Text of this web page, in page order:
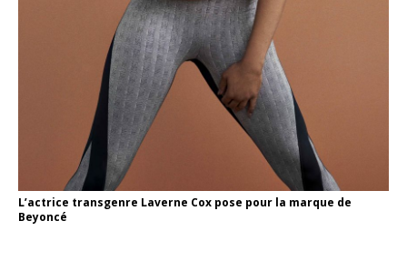
L’actrice transgenre Laverne Cox pose pour la marque de
Beyoncé